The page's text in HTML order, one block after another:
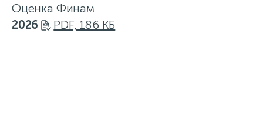
2026
Оценка Финам
PDF, 186 КБ